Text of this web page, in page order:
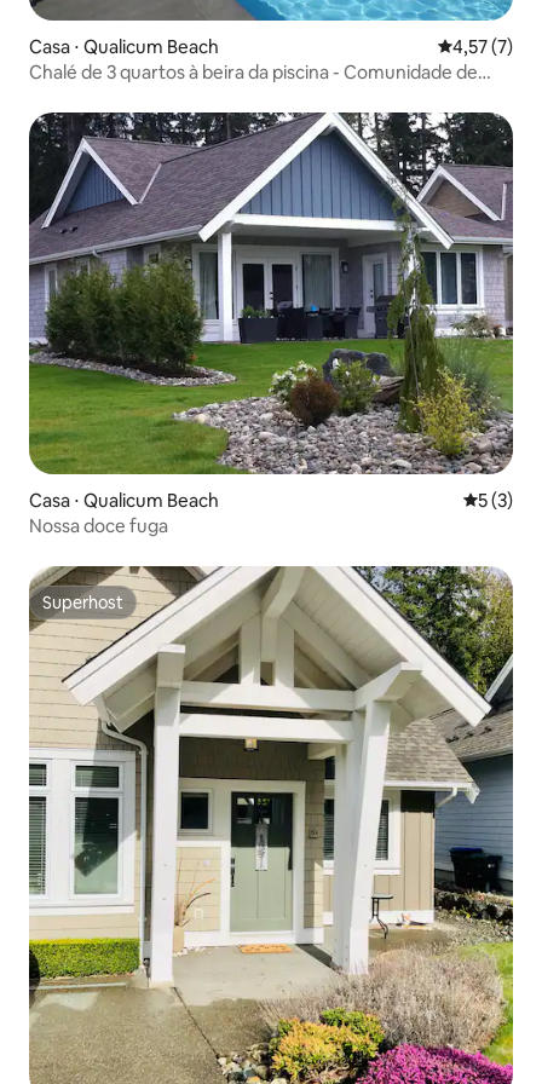
Casa ⋅ Qualicum Beach 4,57 de
4,57 (7)
Chalé de 3 quartos à beira da piscina - Comunidade de
Casa ⋅ Qualicum Beach 5 de
5 (3)
Nossa doce fuga
Superhost
Superhost